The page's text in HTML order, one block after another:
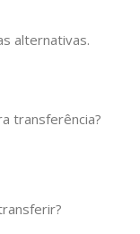
alternativas.
transferência?